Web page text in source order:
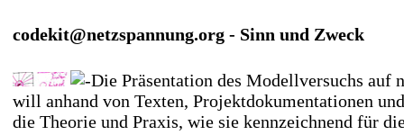
codekit@netzspannung.org - Sinn und Zweck
Die Präsentation des Modellversuchs auf
will anhand von Texten, Projektdokumentationen
die Theorie und Praxis, wie sie kennzeichnend für